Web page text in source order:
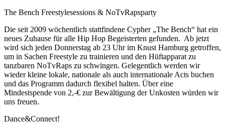
The Bench Freestylesessions & NoTvRapsparty
Die seit 2009 wöchentlich stattfindene Cypher „The Bench“ hat ein
neues Zuhause für alle Hip Hop Begeisterten gefunden. Ab jetzt
wird sich jeden Donnerstag ab 23 Uhr im Knust Hamburg getroffen,
um in Sachen Freestyle zu trainieren und den Hüftapparat zu
tanzbaren NoTvRaps zu schwingen. Gelegentlich werden wir
wieder kleine lokale, nationale als auch internationale Acts buchen
und das Programm dadurch flexibel halten. Über eine
Mindestspende von 2,-€ zur Bewältigung der Unkosten würden wir
uns freuen.
Dance&Connect!